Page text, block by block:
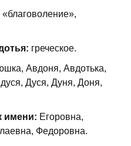
«благоволение»,
греческое.
Авдоня, Авдотька,
Дуся, Дуня, Доня,
имени: Егоровна,
Федоровна.